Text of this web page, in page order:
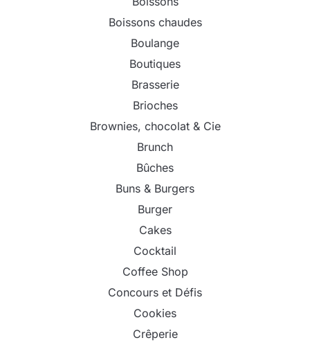
Boissons chaudes
Boulange
Boutiques
Brasserie
Brioches
Brownies, chocolat & Cie
Brunch
Bûches
Buns & Burgers
Burger
Cakes
Cocktail
Coffee Shop
Concours et Défis
Cookies
Crêperie